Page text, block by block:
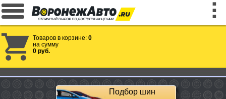
Товаров в корзине: 0
на сумму
0 руб.
Подбор шин